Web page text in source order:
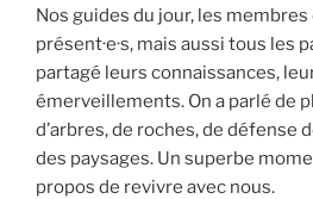
Nos guides du jour, les
présent·e·s, mais aussi tous les
partagé leurs connaissances,
émerveillements. On a parlé de
d’arbres, de roches, de défense
des paysages. Un superbe
propos de revivre avec nous.